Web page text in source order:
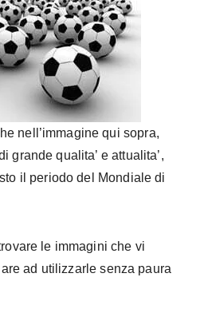
nell’immagine qui sopra,
grande qualita’ e attualita’,
il periodo del Mondiale di
le immagini che vi
ad utilizzarle senza paura